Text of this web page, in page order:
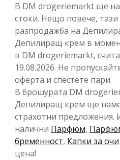
В DM drogeriemarkt ще
стоки. Нещо повече,
разпродажба на
Депилиращ крем в
в DM drogeriemarkt,
19.08.2026. Не
оферта и спестете пари.
В брошурата DM
Депилиращ крем ще
страхотни предложения.
налични Парфюм,
бременност, Капки за очи
цена!